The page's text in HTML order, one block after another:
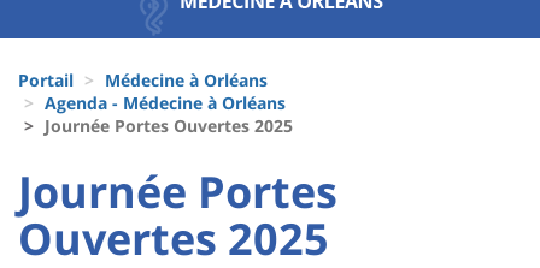
Recherche
Block
liste
des
composantes
d'Ariane
Portail
Médecine à Orléans
Agenda - Médecine à Orléans
Journée Portes Ouvertes 2025
University
:
University
:Titre
Journée Portes
Ouvertes 2025